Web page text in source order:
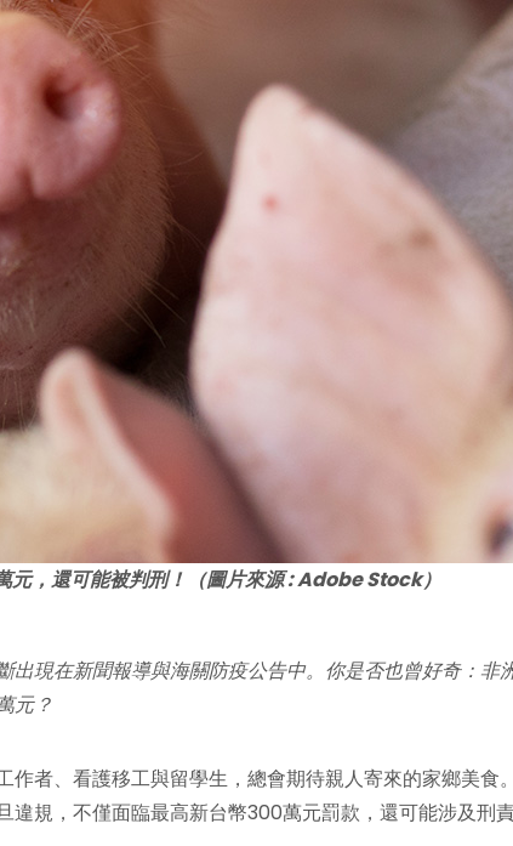
，還可能被判刑！（圖片來源 : Adobe Stock）
出現在新聞報導與海關防疫公告中。你是否也曾好奇：
元？
者、看護移工與留學生，總會期待親人寄來的家鄉美
規，不僅面臨最高新台幣300萬元罰款，還可能涉及刑